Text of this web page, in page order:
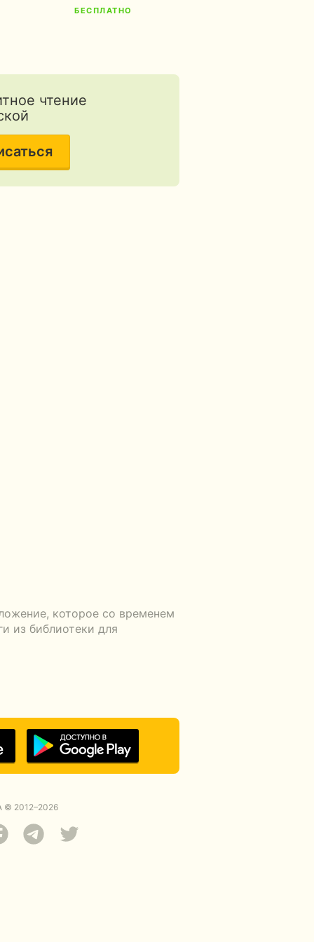
БЕСПЛАТНО
чтение
которое со временем
из библиотеки для
2012–2026